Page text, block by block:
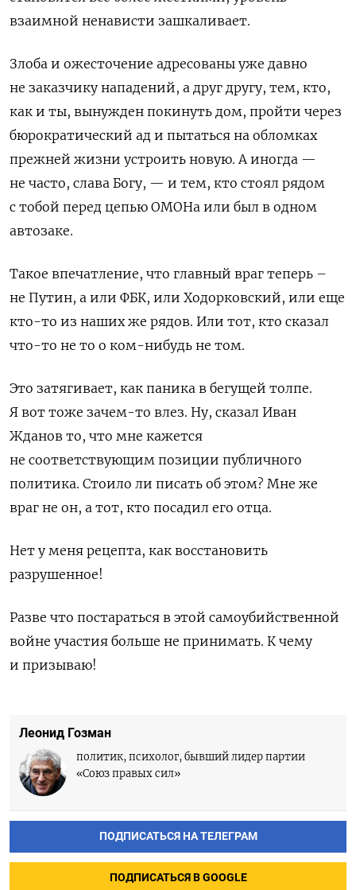
взаимной ненависти зашкаливает.
Злоба и ожесточение адресованы уже давно
не заказчику нападений, а друг другу, тем, кто,
как и ты, вынужден покинуть дом, пройти через
бюрократический ад и пытаться на обломках
прежней жизни устроить новую. А иногда —
не часто, слава Богу, — и тем, кто стоял рядом
с тобой перед цепью ОМОНа или был в одном
автозаке.
Такое впечатление, что главный враг теперь –
не Путин, а или ФБК, или Ходорковский, или еще
кто-то из наших же рядов. Или тот, кто сказал
что-то не то о ком-нибудь не том.
Это затягивает, как паника в бегущей толпе.
Я вот тоже зачем-то влез. Ну, сказал Иван
Жданов то, что мне кажется
не соответствующим позиции публичного
политика. Стоило ли писать об этом? Мне же
враг не он, а тот, кто посадил его отца.
Нет у меня рецепта, как восстановить
разрушенное!
Разве что постараться в этой самоубийственной
войне участия больше не принимать. К чему
и призываю!
Леонид Гозман
политик, психолог, бывший лидер партии
«Союз правых сил»
ПОДПИСАТЬСЯ НА ТЕЛЕГРАМ
ПОДПИСАТЬСЯ В GOOGLE